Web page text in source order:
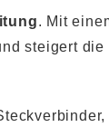
. Mit
steigert